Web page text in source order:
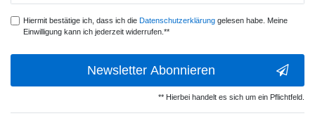
Hiermit bestätige ich, dass ich die Daten­schutz­erklärunggelesen habe. Meine
Einwilligung kann ich jederzeit widerrufen.**
Newsletter Abonnieren
** Hierbei handelt es sich um ein Pflichtfeld.